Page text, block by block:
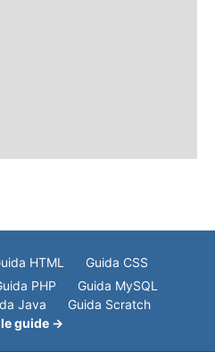
HTML
Guida CSS
PHP
Guida MySQL
Java
Guida Scratch
guide →